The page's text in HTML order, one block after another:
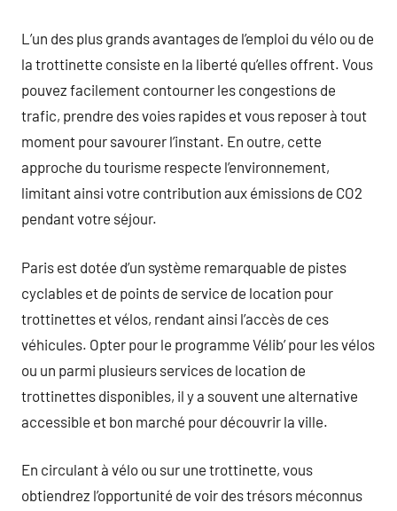
L’un des plus grands avantages de l’emploi du vélo ou de
la trottinette consiste en la liberté qu’elles offrent. Vous
pouvez facilement contourner les congestions de
trafic, prendre des voies rapides et vous reposer à tout
moment pour savourer l’instant. En outre, cette
approche du tourisme respecte l’environnement,
limitant ainsi votre contribution aux émissions de CO2
pendant votre séjour.
Paris est dotée d’un système remarquable de pistes
cyclables et de points de service de location pour
trottinettes et vélos, rendant ainsi l’accès de ces
véhicules. Opter pour le programme Vélib’ pour les vélos
ou un parmi plusieurs services de location de
trottinettes disponibles, il y a souvent une alternative
accessible et bon marché pour découvrir la ville.
En circulant à vélo ou sur une trottinette, vous
obtiendrez l’opportunité de voir des trésors méconnus